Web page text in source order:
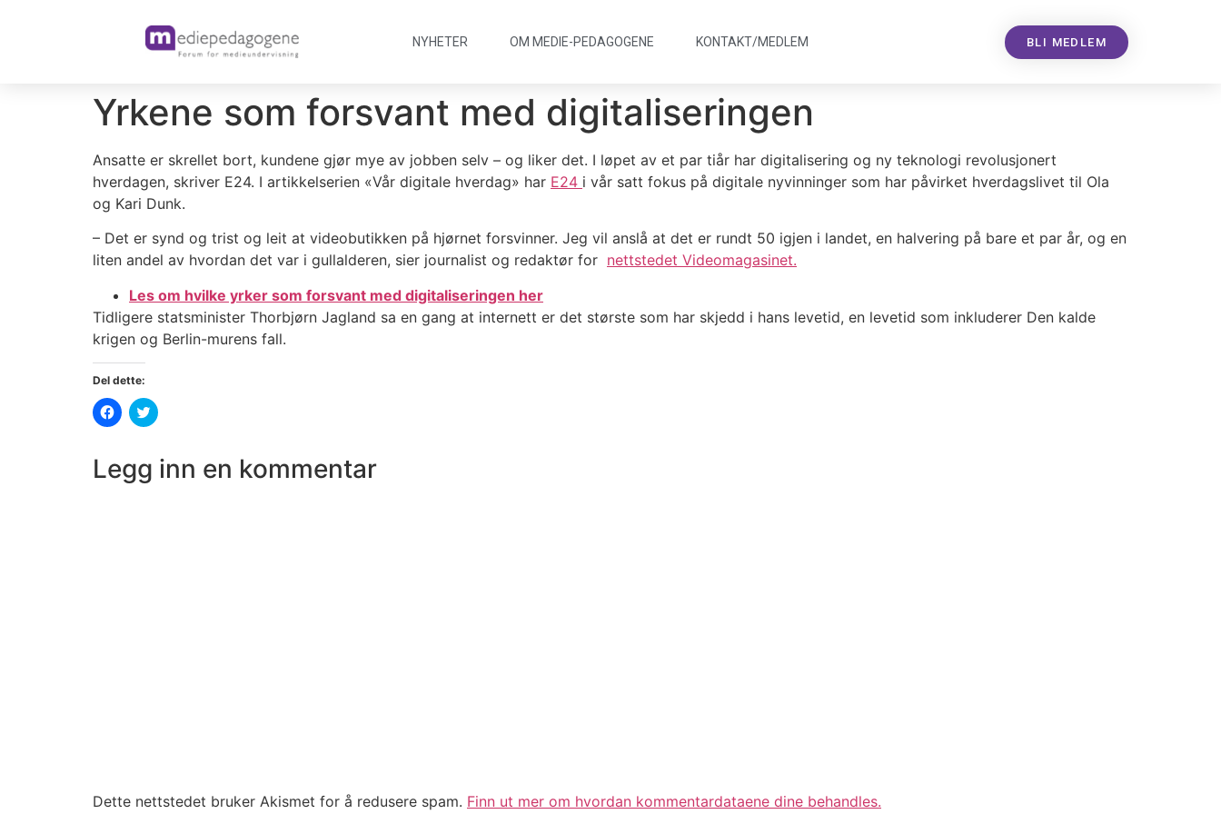
NYHETER OM MEDIE-PEDAGOGENE KONTAKT/MEDLEM BLI MEDLEM
Yrkene som forsvant med digitaliseringen
Ansatte er skrellet bort, kundene gjør mye av jobben selv – og liker det. I løpet av et par tiår har digitalisering og ny teknologi revolusjonert
hverdagen, skriver E24. I artikkelserien «Vår digitale hverdag» har E24 i vår satt fokus på digitale nyvinninger som har påvirket hverdagslivet til Ola
og Kari Dunk.
– Det er synd og trist og leit at videobutikken på hjørnet forsvinner. Jeg vil anslå at det er rundt 50 igjen i landet, en halvering på bare et par år, og en
liten andel av hvordan det var i gullalderen, sier journalist og redaktør for nettstedet Videomagasinet.
Les om hvilke yrker som forsvant med digitaliseringen her
Tidligere statsminister Thorbjørn Jagland sa en gang at internett er det største som har skjedd i hans levetid, en levetid som inkluderer Den kalde
krigen og Berlin-murens fall.
Del dette:
Klikk
for
Facebook(åpnes
i
Klikk
for
på
Twitter(åpnes
Legg inn en kommentar
Dette nettstedet bruker Akismet for å redusere spam. Finn ut mer om hvordan kommentardataene dine behandles.